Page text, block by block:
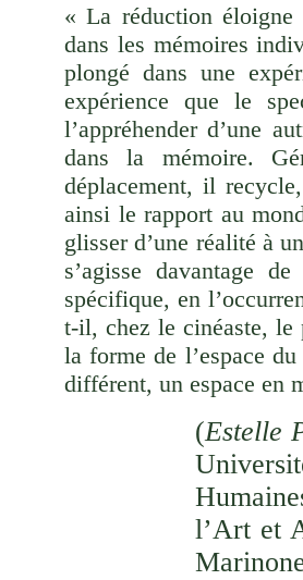
« La réduction
dans les mémoires
plongé dans une
expérience que le
l’appréhender d’une
dans la mémoire.
déplacement, il
ainsi le rapport au
glisser d’une réalité à
s’agisse davantage
spécifique, en
t-il, chez le cinéaste, le
la forme de l’espace
différent, un espace en
(Estelle
l’Art et